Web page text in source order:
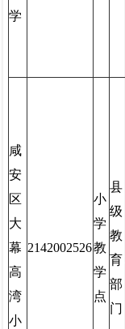
学
咸
安
区
大
幕
高
湾
小
2142002526
小
学
教
学
点
县
级
教
育
部
门